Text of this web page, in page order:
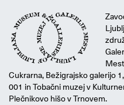
Cukrarna, Bežigrajsko galerijo
001 in Tobačni muzej v
Plečnikovo hišo v Trnovem.